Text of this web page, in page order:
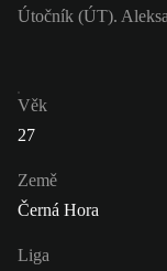
Útočník (ÚT).
Věk
27
Země
Černá Hora
Liga